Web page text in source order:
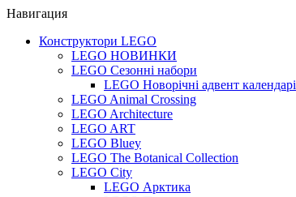
Навигация
Конструктори LEGO
LEGO НОВИНКИ
LEGO Сезонні набори
LEGO Новорічні адвент календарі
LEGO Animal Crossing
LEGO Architecture
LEGO ART
LEGO Bluey
LEGO The Botanical Collection
LEGO City
LEGO Арктика